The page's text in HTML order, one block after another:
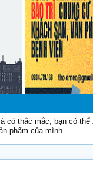
có thắc mắc, bạn có
phẩm của mình.